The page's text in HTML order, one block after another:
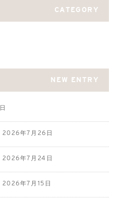
CATEGORY
NEW ENTRY
2026年7月26日
2026年7月24日
2026年7月15日